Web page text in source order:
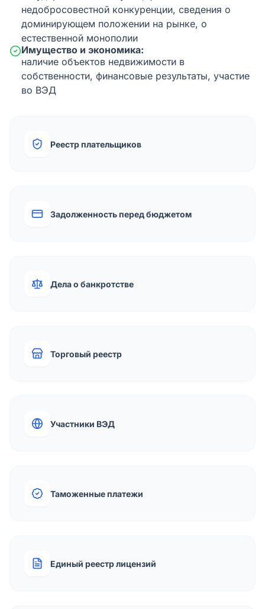
недобросовестной конкуренции, сведения о
доминирующем положении на рынке, о
естественной монополии
Имущество и экономика:
наличие объектов недвижимости в
собственности, финансовые результаты, участие
во ВЭД
Реестр плательщиков
Задолженность перед бюджетом
Дела о банкротстве
Торговый реестр
Участники ВЭД
Таможенные платежи
Единый реестр лицензий